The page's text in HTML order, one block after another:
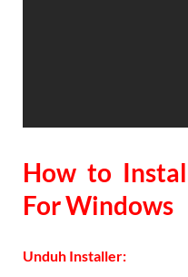
How to
For Windows
Unduh Installer: